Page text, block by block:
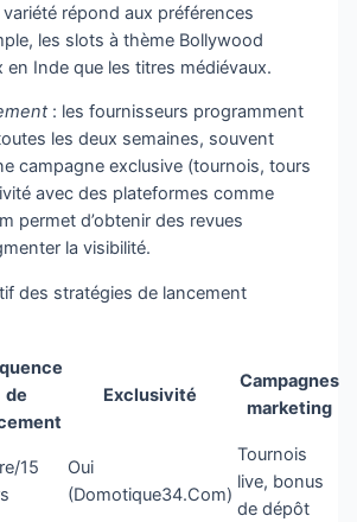
répond aux préférences
les slots à thème Bollywood
en Inde que les titres médiévaux.
: les fournisseurs programment
les deux semaines, souvent
campagne exclusive (tournois, tours
avec des plateformes comme
permet d’obtenir des revues
la visibilité.
des stratégies de lancement
de
Exclusivité
Campagnes
marketing
15
Oui
(Domotique34.Com)
Tournois
live, bonus
de dépôt